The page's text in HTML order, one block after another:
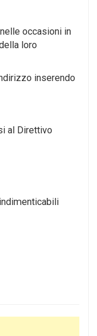
occasioni in
loro
inserendo
al Direttivo